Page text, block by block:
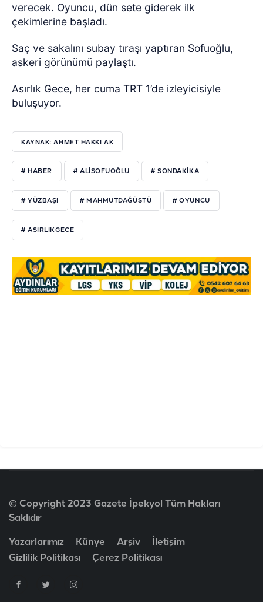
verecek. Oyuncu, dün sete giderek ilk
çekimlerine başladı.
Saç ve sakalını subay tıraşı yaptıran Sofuoğlu,
askeri görünümü paylaştı.
Asırlık Gece, her cuma TRT 1’de izleyicisiyle
buluşuyor.
KAYNAK: AHMET HAKKI AK
# HABER # ALISOFUOĞLU # SONDAKIKA
# YÜZBAŞI # MAHMUTDAĞÜSTÜ # OYUNCU
# ASIRLIKGECE
© Copyright 2023 Gazete İpekyol Tüm Hakları
Saklıdır
Yazarlarımız Künye Arşiv
İletişim
Gizlilik Politikası
Çerez Politikası